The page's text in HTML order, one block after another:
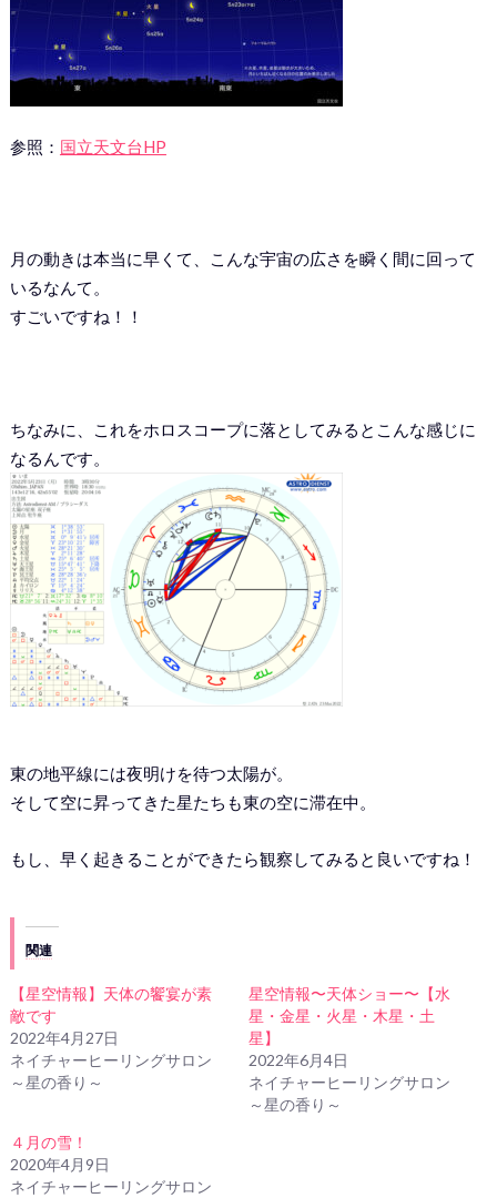
参照： 国立天文台HP
月の動きは本当に早くて、こんな宇宙の広さを瞬く間に回って
いるなんて。
すごいですね！！
ちなみに、これをホロスコープに落としてみるとこんな感じに
なるんです。
東の地平線には夜明けを待つ太陽が。
そして空に昇ってきた星たちも東の空に滞在中。
もし、早く起きることができたら観察してみると良いですね！
関連
【星空情報】天体の饗宴が素
敵です
2022年4月27日
ネイチャーヒーリングサロン
～星の香り～
星空情報〜天体ショー〜【水
星・金星・火星・木星・土
星】
2022年6月4日
ネイチャーヒーリングサロン
～星の香り～
４月の雪！
2020年4月9日
ネイチャーヒーリングサロン